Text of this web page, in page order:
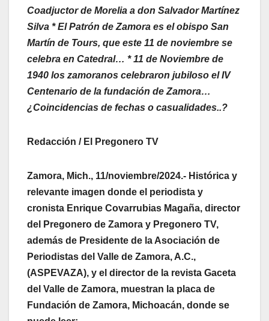
Coadjuctor de Morelia a don Salvador Martínez
Silva * El Patrón de Zamora es el obispo San
Martín de Tours, que este 11 de noviembre se
celebra en Catedral… * 11 de Noviembre de
1940 los zamoranos celebraron jubiloso el IV
Centenario de la fundación de Zamora…
¿Coincidencias de fechas o casualidades..?
Redacción / El Pregonero TV
Zamora, Mich., 11/noviembre/2024.- Histórica y
relevante imagen donde el periodista y
cronista Enrique Covarrubias Magaña, director
del Pregonero de Zamora y Pregonero TV,
además de Presidente de la Asociación de
Periodistas del Valle de Zamora, A.C.,
(ASPEVAZA), y el director de la revista Gaceta
del Valle de Zamora, muestran la placa de
Fundación de Zamora, Michoacán, donde se